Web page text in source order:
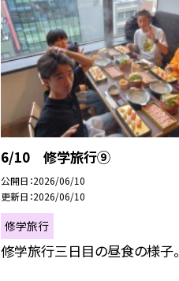
6/10 修学旅行⑨
公開日 2026/06/10
更新日 2026/06/10
修学旅行
修学旅行三日目の昼食の様子。